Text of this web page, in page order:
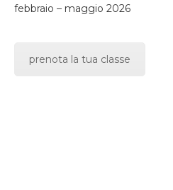
febbraio – maggio 2026
prenota la tua classe